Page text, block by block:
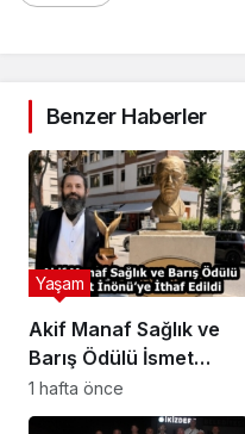
Benzer Haberler
Akif Manaf Sağlık ve
Barış Ödülü İsmet
İnönü’ye İthaf Edildi
Yaşam
1 hafta önce